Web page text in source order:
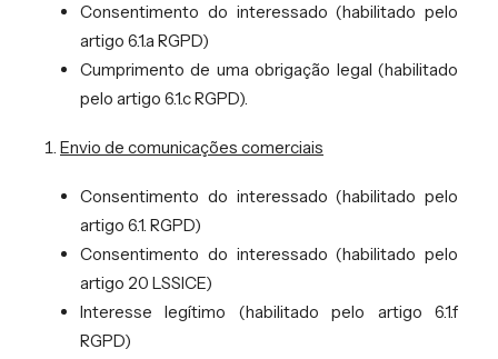
Consentimento do interessado (habilitado pelo
artigo 6.1.a RGPD)
Cumprimento de uma obrigação legal (habilitado
pelo artigo 6.1.c RGPD).
Envio de comunicações comerciais
Consentimento do interessado (habilitado pelo
artigo 6.1. RGPD)
Consentimento do interessado (habilitado pelo
artigo 20 LSSICE)
Interesse legítimo (habilitado pelo artigo 6.1.f
RGPD)